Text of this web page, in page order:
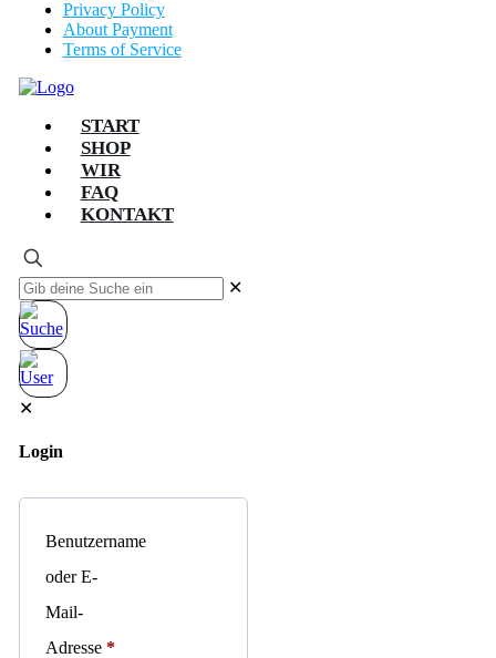
Privacy Policy
About Payment
Terms of Service
START
SHOP
WIR
FAQ
KONTAKT
✕
✕
Login
Benutzername
oder E-
Mail-
Adresse *